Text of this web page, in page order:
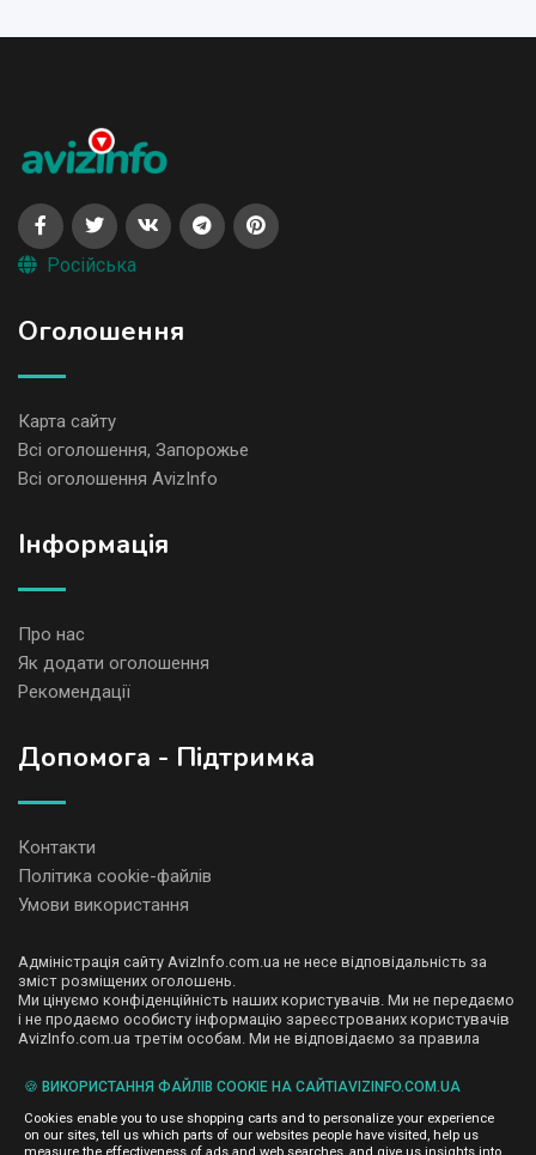
Російська
Оголошення
Карта сайту
Всі оголошення, Запорожье
Всі оголошення AvizInfo
Iнформація
Про нас
Як додати оголошення
Рекомендації
Допомога - Підтримка
Контакти
Політика cookie-файлів
Умови використання
Адміністрація сайту AvizInfo.com.ua не несе відповідальність за
зміст розміщених оголошень.
Ми цінуємо конфіденційність наших користувачів. Ми не передаємо
і не продаємо особисту інформацію зареєстрованих користувачів
AvizInfo.com.ua третім особам. Ми не відповідаємо за правила
деяких сторінках нашого сайту представлена реклама Google
Adsense Advertising Network. Щоб дізнатися детальніше про
правила конфіденційності Googleнатисніть тут.
🍪 ВИКОРИСТАННЯ ФАЙЛІВ COOKIE НА САЙТІAVIZINFO.COM.UA
Cookies enable you to use shopping carts and to personalize your experience
on our sites, tell us which parts of our websites people have visited, help us